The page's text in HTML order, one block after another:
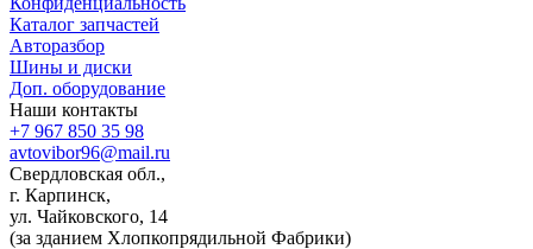
Каталог запчастей
Авторазбор
Шины и диски
Доп. оборудование
Наши контакты
+7 967 850 35 98
avtovibor96@mail.ru
Свердловская обл.,
г. Карпинск,
ул. Чайковского, 14
(за зданием Хлопкопрядильной Фабрики)